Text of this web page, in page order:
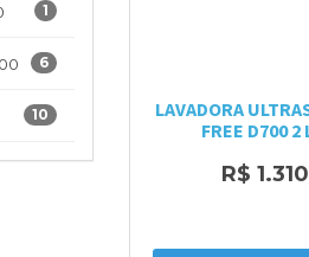
1
6
10
LAVADORA
FREE D700 2
R$